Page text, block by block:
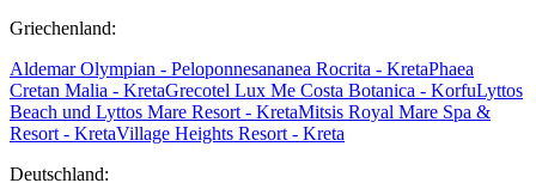
Griechenland:
Aldemar Olympian - Peloponnesananea Rocrita - KretaPhaea
Cretan Malia - KretaGrecotel Lux Me Costa Botanica - KorfuLyttos
Beach und Lyttos Mare Resort - KretaMitsis Royal Mare Spa &
Resort - KretaVillage Heights Resort - Kreta
Deutschland: